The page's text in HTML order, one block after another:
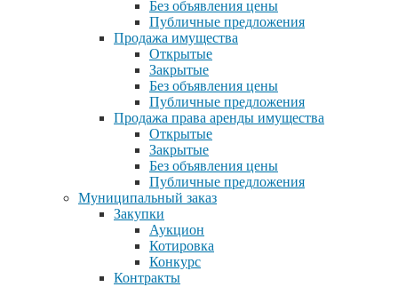
Без объявления цены
Публичные предложения
Продажа имущества
Открытые
Закрытые
Без объявления цены
Публичные предложения
Продажа права аренды имущества
Открытые
Закрытые
Без объявления цены
Публичные предложения
Муниципальный заказ
Закупки
Аукцион
Котировка
Конкурс
Контракты